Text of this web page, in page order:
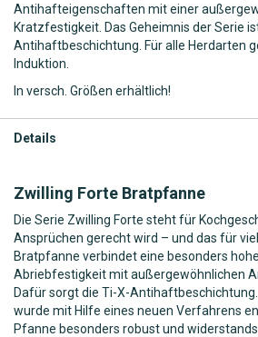
Antihafteigenschaften mit einer
Kratzfestigkeit. Das Geheimnis der Serie
Antihaftbeschichtung. Für alle Herdarten
Induktion.
In versch. Größen erhältlich!
Details
Zwilling Forte Bratpfanne
Die Serie Zwilling Forte steht für
Ansprüchen gerecht wird – und das für
Bratpfanne verbindet eine besonders
Abriebfestigkeit mit außergewöhnlichen
Dafür sorgt die Ti-X-
wurde mit Hilfe eines neuen Verfahrens
Pfanne besonders robust und